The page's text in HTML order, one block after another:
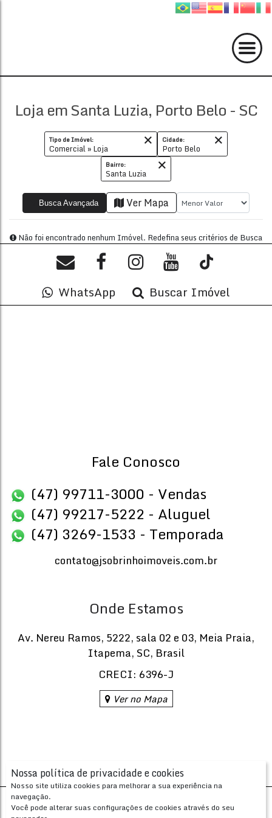
Nossa política de privacidade e cookies
Nosso site utiliza cookies para melhorar a sua experiência na
navegação.
Você pode alterar suas configurações de cookies através do seu
Loja em Santa Luzia, Porto Belo - SC
Tipo de Imóvel:
Comercial » Loja
Cidade:
Bairro:
Santa Luzia
Busca Avançada Ver Mapa
Não foi encontrado nenhum Imóvel. Redefina seus
WhatsApp Buscar Imóvel
Fale Conosco
(47) 99711-3000 - Vendas
(47) 99217-5222 - Aluguel
(47) 3269-1533 - Temporada
contato@jsobrinhoimoveis.com.br
Onde Estamos
Av. Nereu Ramos, 5222, sala 02 e 03, Meia Praia,
Itapema, SC, Brasil
CRECI: 6396-J
Ver no Mapa
Apresenta.me ~ Plataforma Imobiliária